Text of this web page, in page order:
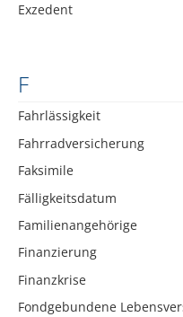
Exzedent
F
Fahrlässigkeit
Fahrradversicherung
Faksimile
Fälligkeitsdatum
Familienangehörige
Finanzierung
Finanzkrise
Fondgebundene